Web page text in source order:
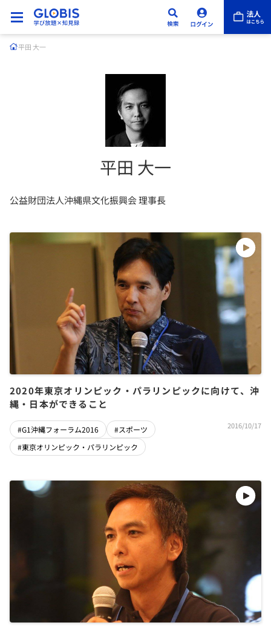
平田 大一
平田 大一
公益財団法人沖縄県文化振興会 理事長
2020年東京オリンピック・パラリンピックに向けて、沖
縄・日本ができること
#G1沖縄フォーラム2016
#スポーツ
#東京オリンピック・パラリンピック
2016/10/17